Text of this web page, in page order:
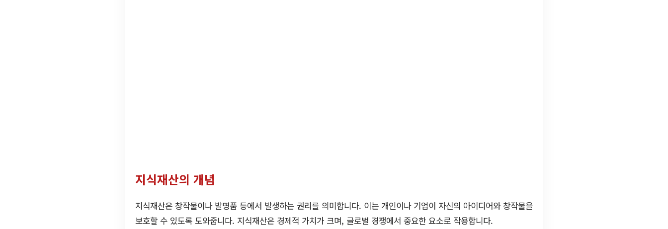
지식재산의 개념
지식재산은 창작물이나 발명품 등에서 발생하는 권리를 의미합니다. 이는 개인이나 기업이 자신의 아이디어와 창작물을
보호할 수 있도록 도와줍니다. 지식재산은 경제적 가치가 크며, 글로벌 경쟁에서 중요한 요소로 작용합니다.